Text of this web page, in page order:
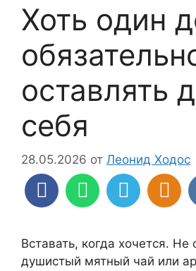
Хоть один
оставлять
себя
28.05.2026 от Леонид Ходос
Вставать, когда хочется. Не
душистый мятный чай или